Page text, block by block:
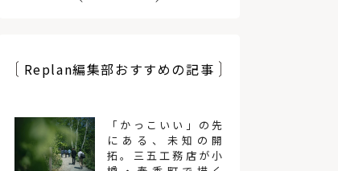
Replan編集部おすすめの記事
「かっこいい」の先
にある、未知の開
拓。三五工務店が小